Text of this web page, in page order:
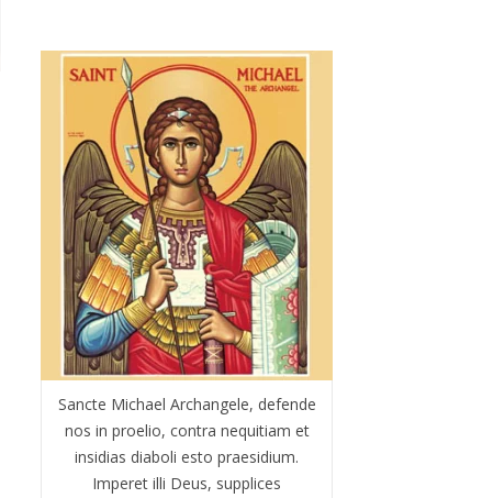
Sancte Michael Archangele, defende
nos in proelio, contra nequitiam et
insidias diaboli esto praesidium.
Imperet illi Deus, supplices